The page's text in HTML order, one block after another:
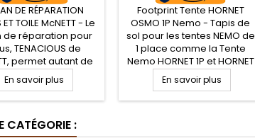
DE RÉPARATION
ET TOILE McNETT - Le
de réparation pour
TENACIOUS de
permet autant de
que de rendre
un tissu, sur votre
de randonnée
gonflable,
En savoir plus
Footprint Tente HORNET
OSMO 1P Nemo - Tapis de
sol pour les tentes NEMO de
1 place comme la Tente
Nemo HORNET 1P et HORNET
ELITE 1P. Protégez le sol de
votre tente avec ce tapis de
sol adapté.
En savoir plus
CATÉGORIE :